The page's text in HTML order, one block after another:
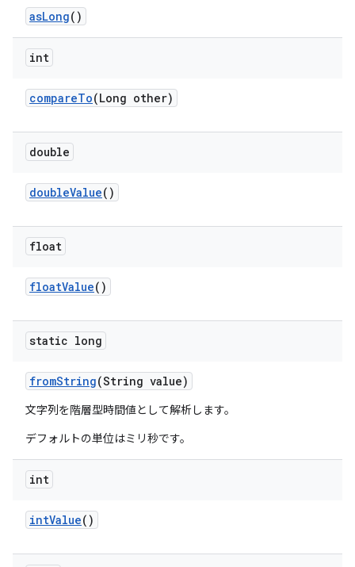
asLong()
int
compareTo(Long other)
double
doubleValue()
float
floatValue()
static long
fromString(String value)
文字列を階層型時間値として解析します。
デフォルトの単位はミリ秒です。
int
intValue()